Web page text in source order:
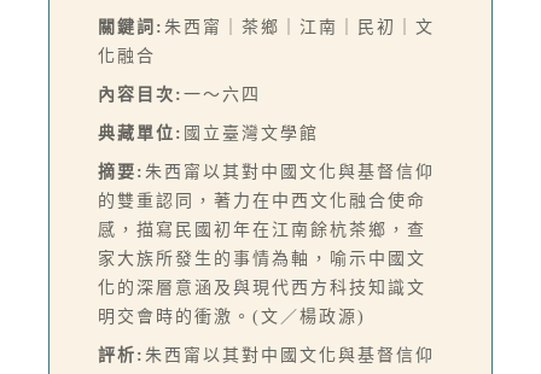
關鍵詞: 朱西甯｜茶鄉｜江南｜民初｜文
化融合
內容目次: 一～六四
典藏單位: 國立臺灣文學館
摘要: 朱西甯以其對中國文化與基督信仰
的雙重認同，著力在中西文化融合使命
感，描寫民國初年在江南餘杭茶鄉，查
家大族所發生的事情為軸，喻示中國文
化的深層意涵及與現代西方科技知識文
明交會時的衝激。(文／楊政源)
評析: 朱西甯以其對中國文化與基督信仰